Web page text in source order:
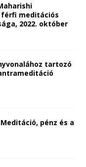
meditációs
2022. október
tartozó
pénz és a